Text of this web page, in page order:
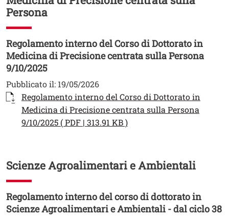
Persona
Regolamento interno del Corso di Dottorato in
Medicina di Precisione centrata sulla Persona
9/10/2025
Pubblicato il: 19/05/2026
Documento
Regolamento interno del Corso di Dottorato in
Medicina di Precisione centrata sulla Persona
9/10/2025 ( PDF | 313.91 KB )Apri il link in una nuova
Scienze Agroalimentari e Ambientali
Regolamento interno del corso di dottorato in
Scienze Agroalimentari e Ambientali - dal ciclo 38